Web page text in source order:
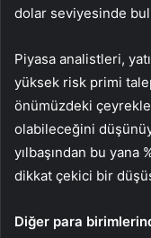
dolar seviyesinde
Piyasa analistleri,
yüksek risk primi
önümüzdeki
olabileceğini
yılbaşından bu yana
dikkat çekici bir
Diğer para